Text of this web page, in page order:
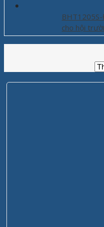
cho hội